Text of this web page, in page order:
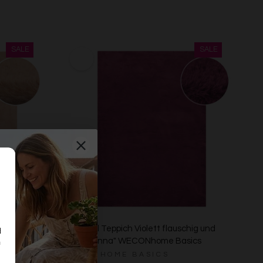
und
Kunstfell Teppich Violett flauschig und
weich "Anna" WECONhome Basics